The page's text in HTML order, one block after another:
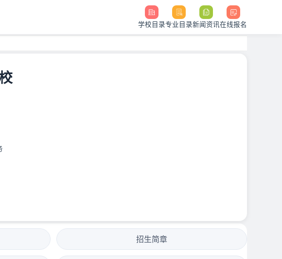
学校目录专业目录新闻资讯在线报名
招生简章